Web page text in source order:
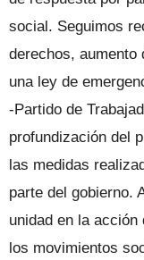
social. Seguimos
derechos, aumento
una ley de
-Partido de
profundización del
las medidas
parte del gobierno.
unidad en la
los movimientos